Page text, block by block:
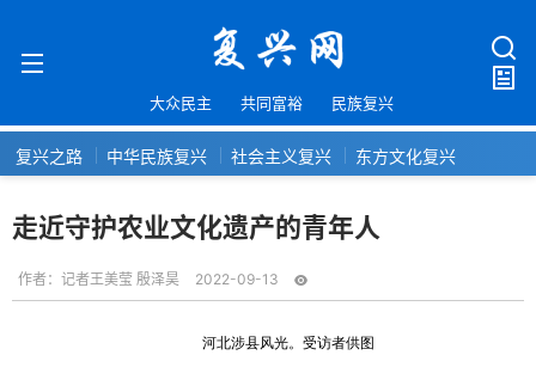
大众民主 共同富裕 民族复兴
复兴之路 中华民族复兴 社会主义复兴 东方文化复兴
走近守护农业文化遗产的青年人
作者： 记者王美莹 殷泽昊 2022-09-13
河北涉县风光。受访者供图